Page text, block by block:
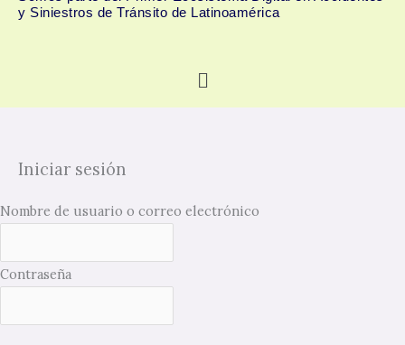
y Siniestros de Tránsito de Latinoamérica
Menú
Iniciar sesión
Nombre de usuario o correo electrónico
Contraseña